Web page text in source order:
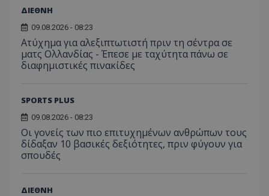
ΔΙΕΘΝΗ
09.08.2026 - 08:23
Ατύχημα για αλεξιπτωτιστή πριν τη σέντρα σε
ματς Ολλανδίας - Έπεσε με ταχύτητα πάνω σε
διαφημιστικές πινακίδες
SPORTS PLUS
09.08.2026 - 08:23
Οι γονείς των πιο επιτυχημένων ανθρώπων τους
δίδαξαν 10 βασικές δεξιότητες, πριν φύγουν για
σπουδές
ΔΙΕΘΝΗ